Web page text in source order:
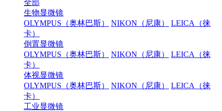
全部
生物显微镜
OLYMPUS（奥林巴斯）
NIKON（尼康）
LEICA（徕
卡）
倒置显微镜
OLYMPUS（奥林巴斯）
NIKON（尼康）
LEICA（徕
卡）
体视显微镜
OLYMPUS（奥林巴斯）
NIKON（尼康）
LEICA（徕
卡）
工业显微镜